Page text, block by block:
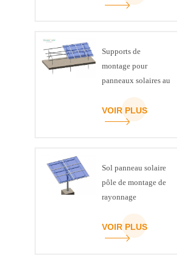
Supports de
montage pour
panneaux solaires au
ART SIGN
VOIR PLUS
Sol panneau solaire
pôle de montage de
rayonnage
VOIR PLUS